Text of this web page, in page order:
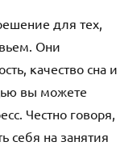
для тех,
Они
качество сна и
вы можете
Честно говоря,
себя на занятия